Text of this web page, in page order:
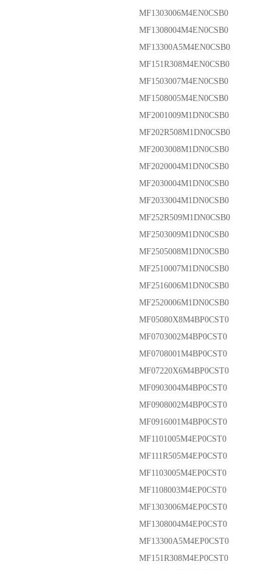
MF1303006M4EN0CSB0
MF1308004M4EN0CSB0
MF13300A5M4EN0CSB0
MF151R308M4EN0CSB0
MF1503007M4EN0CSB0
MF1508005M4EN0CSB0
MF2001009M1DN0CSB0
MF202R508M1DN0CSB0
MF2003008M1DN0CSB0
MF2020004M1DN0CSB0
MF2030004M1DN0CSB0
MF2033004M1DN0CSB0
MF252R509M1DN0CSB0
MF2503009M1DN0CSB0
MF2505008M1DN0CSB0
MF2510007M1DN0CSB0
MF2516006M1DN0CSB0
MF2520006M1DN0CSB0
MF05080X8M4BP0CST0
MF0703002M4BP0CST0
MF0708001M4BP0CST0
MF07220X6M4BP0CST0
MF0903004M4BP0CST0
MF0908002M4BP0CST0
MF0916001M4BP0CST0
MF1101005M4EP0CST0
MF111R505M4EP0CST0
MF1103005M4EP0CST0
MF1108003M4EP0CST0
MF1303006M4EP0CST0
MF1308004M4EP0CST0
MF13300A5M4EP0CST0
MF151R308M4EP0CST0